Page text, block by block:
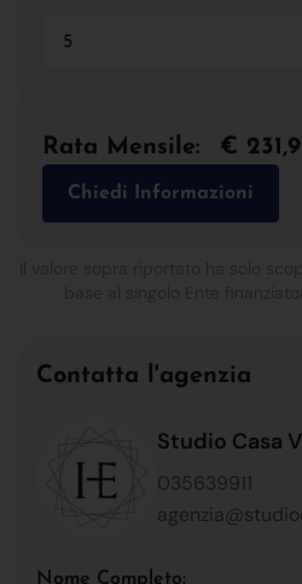
Rata Mensile: € 231,91
Chiedi Informazioni
Contatta l'agenzia
Studio Casa
035639911
Nome Completo: